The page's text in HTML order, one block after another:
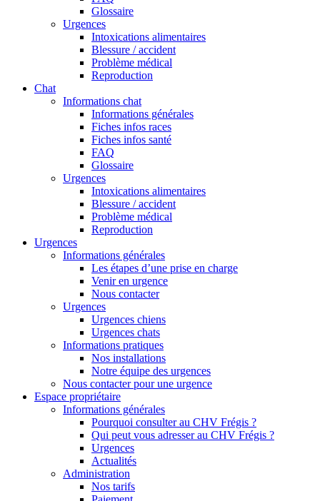
Glossaire
Urgences
Intoxications alimentaires
Blessure / accident
Problème médical
Reproduction
Chat
Informations chat
Informations générales
Fiches infos races
Fiches infos santé
FAQ
Glossaire
Urgences
Intoxications alimentaires
Blessure / accident
Problème médical
Reproduction
Urgences
Informations générales
Les étapes d’une prise en charge
Venir en urgence
Nous contacter
Urgences
Urgences chiens
Urgences chats
Informations pratiques
Nos installations
Notre équipe des urgences
Nous contacter pour une urgence
Espace propriétaire
Informations générales
Pourquoi consulter au CHV Frégis ?
Qui peut vous adresser au CHV Frégis ?
Urgences
Actualités
Administration
Nos tarifs